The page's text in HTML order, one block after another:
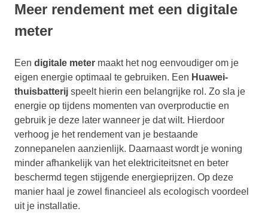
Meer rendement met een digitale
meter
Een digitale meter maakt het nog eenvoudiger om je
eigen energie optimaal te gebruiken. Een Huawei-
thuisbatterij speelt hierin een belangrijke rol. Zo sla je
energie op tijdens momenten van overproductie en
gebruik je deze later wanneer je dat wilt. Hierdoor
verhoog je het rendement van je bestaande
zonnepanelen aanzienlijk. Daarnaast wordt je woning
minder afhankelijk van het elektriciteitsnet en beter
beschermd tegen stijgende energieprijzen. Op deze
manier haal je zowel financieel als ecologisch voordeel
uit je installatie.